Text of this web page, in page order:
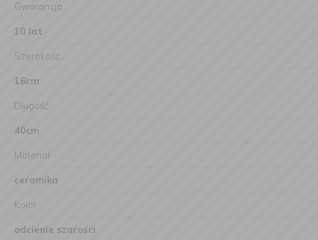
Gwarancja
10 lat
Szerokość
16cm
Długość
40cm
Materiał
ceramika
Kolor
odcienie szarości